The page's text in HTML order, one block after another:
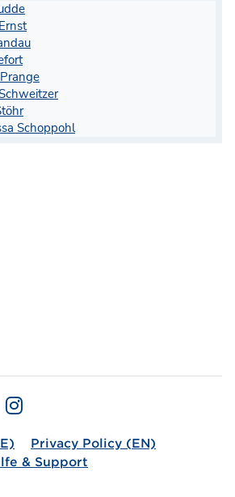
Schoppohl
Privacy Policy (EN)
& Support